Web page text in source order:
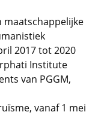
2017 tot 2020
Institute
van PGGM,
vanaf 1 mei